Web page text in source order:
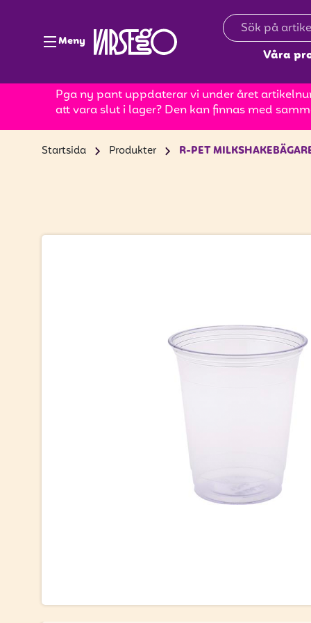
Meny
Våra
Pga ny pant uppdaterar vi under året
att vara slut i lager? Den kan finnas med
Startsida Produkter R-PET